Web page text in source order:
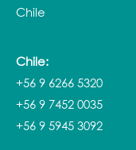
Chile
Chile:
+56 9 6266 5320
+56 9 7452 0035
+56 9 5945 3092